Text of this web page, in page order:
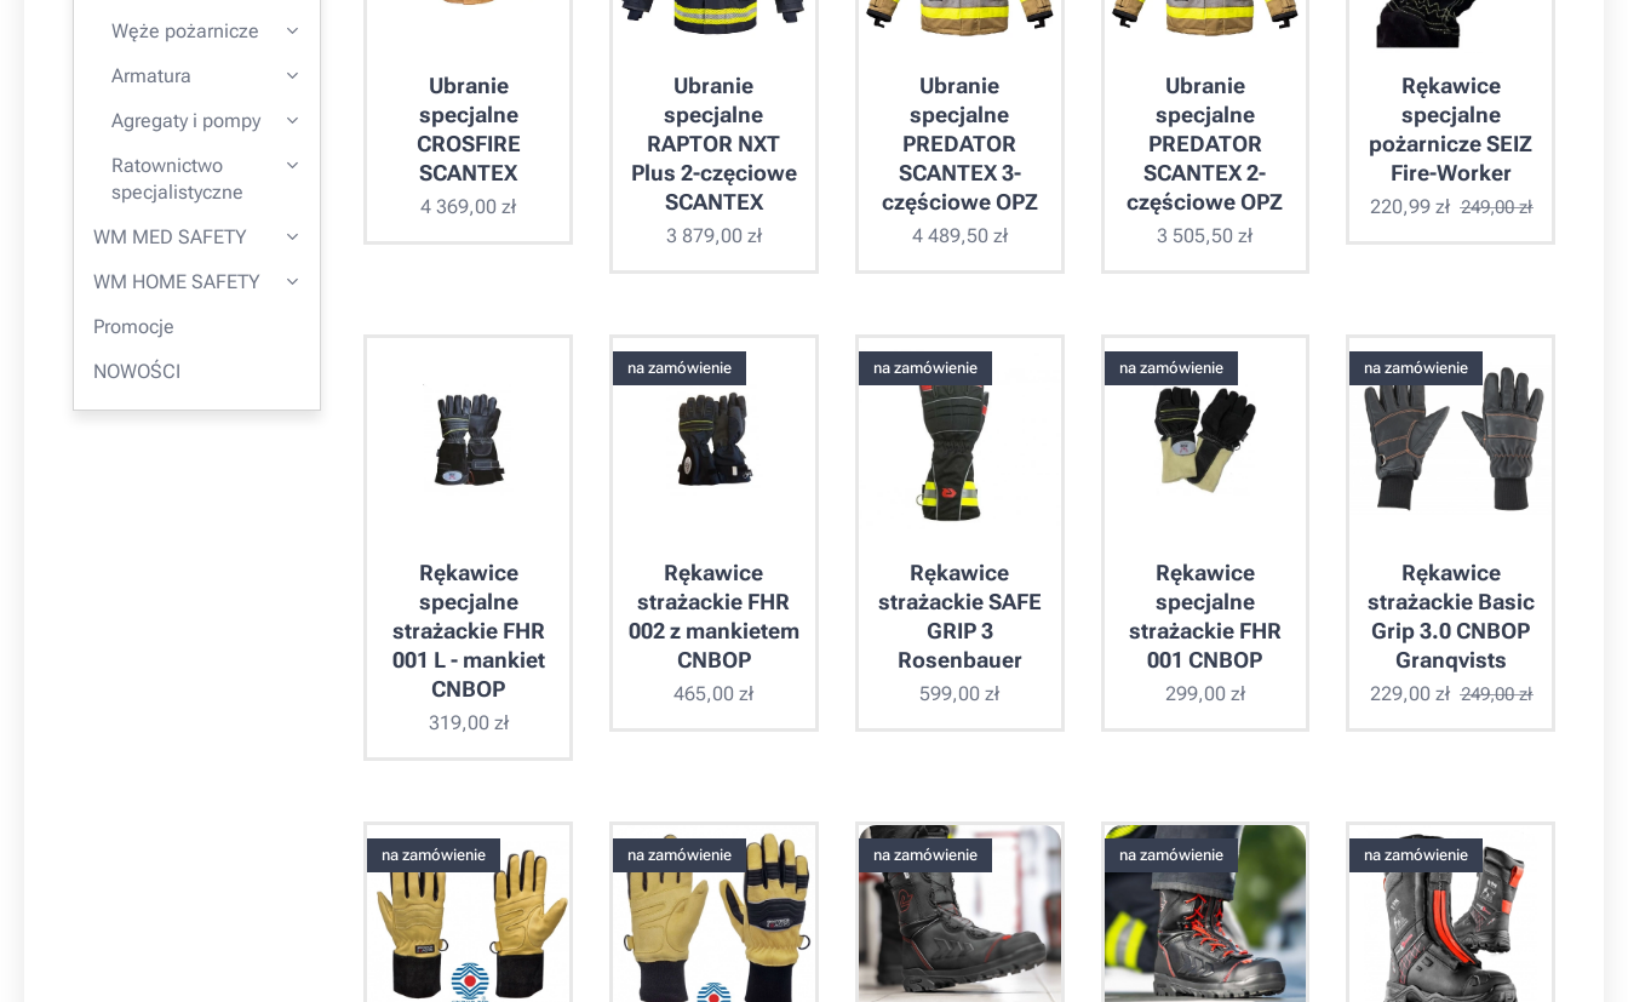
Węże pożarnicze
Armatura
Agregaty i pompy
Ratownictwo
specjalistyczne
WM MED SAFETY
WM HOME SAFETY
Promocje
NOWOŚCI
Ubranie
specjalne
CROSFIRE
SCANTEX
4 369,00 zł
Ubranie
specjalne
RAPTOR NXT
Plus 2-częciowe
SCANTEX
3 879,00zł
Ubranie
specjalne
PREDATOR
SCANTEX 3-
częściowe OPZ
4 489,50zł
Ubranie
specjalne
PREDATOR
SCANTEX 2-
częściowe OPZ
3 505,50 zł
Rękawice
specjalne
pożarnicze SEIZ
Fire-Worker
220,99zł 249,00zł
Rękawice
specjalne
strażackie FHR
001 L - mankiet
CNBOP
319,00zł
Rękawice
strażackie FHR
002 z mankietem
CNBOP
na zamówienie
465,00 zł
Rękawice
strażackie SAFE
GRIP 3
Rosenbauer
na zamówienie
599,00 zł
Rękawice
specjalne
strażackie FHR
001 CNBOP
na zamówienie
299,00zł
Rękawice
strażackie Basic
Grip 3.0 CNBOP
Granqvists
na zamówienie
229,00zł 249,00zł
na zamówienie na zamówienie na zamówienie na zamówienie na zamówienie